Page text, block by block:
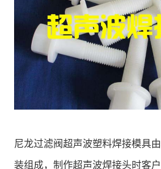
尼龙过滤阀超声波塑料焊接模具
装组成，制作超声波焊接头时客